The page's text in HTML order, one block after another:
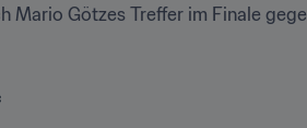
Mario Götzes Treffer im Finale